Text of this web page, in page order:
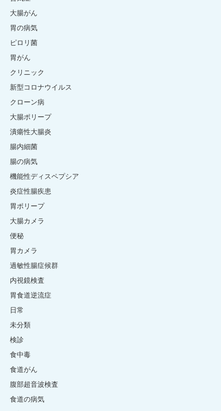
大腸がん
胃の病気
ピロリ菌
胃がん
クリニック
新型コロナウイルス
クローン病
大腸ポリープ
潰瘍性大腸炎
腸内細菌
腸の病気
機能性ディスペプシア
炎症性腸疾患
胃ポリープ
大腸カメラ
便秘
胃カメラ
過敏性腸症候群
内視鏡検査
胃食道逆流症
日常
未分類
検診
食中毒
食道がん
腹部超音波検査
食道の病気